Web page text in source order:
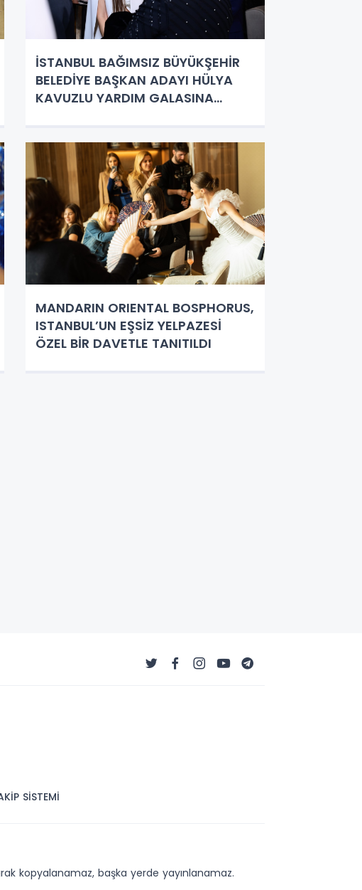
İSTANBUL BAĞIMSIZ BÜYÜKŞEHİR
BELEDİYE BAŞKAN ADAYI HÜLYA
KAVUZLU YARDIM GALASINA
MANDARIN ORIENTAL BOSPHORUS,
ISTANBUL’UN EŞSİZ YELPAZESİ
ÖZEL BİR DAVETLE TANITILDI
SİSTEMİ
kopyalanamaz, başka yerde yayınlanamaz.